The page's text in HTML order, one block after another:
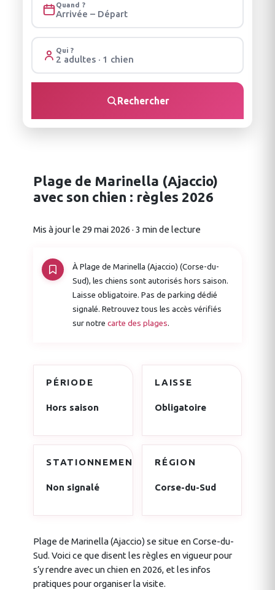
Quand ?
Arrivée – Départ
Qui ?
2 adultes · 1 chien
Rechercher
Plage de Marinella (Ajaccio)
avec son chien : règles 2026
Mis à jour le 29 mai 2026 · 3 min de lecture
À Plage de Marinella (Ajaccio) (Corse-du-
Sud), les chiens sont autorisés hors saison.
Laisse obligatoire. Pas de parking dédié
signalé. Retrouvez tous les accès vérifiés
sur notre carte des plages.
PÉRIODE
Hors saison
LAISSE
Obligatoire
STATIONNEMENT
Non signalé
RÉGION
Corse-du-Sud
Plage de Marinella (Ajaccio) se situe en Corse-du-
Sud. Voici ce que disent les règles en vigueur pour
s’y rendre avec un chien en 2026, et les infos
pratiques pour organiser la visite.